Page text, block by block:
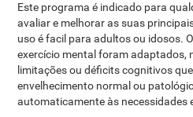
Este programa é indicado para
avaliar e melhorar as suas
uso é facil para adultos ou idosos.
exercício mental foram adaptados,
limitações ou déficits cognitivos
envelhecimento normal ou
automaticamente às necessidades